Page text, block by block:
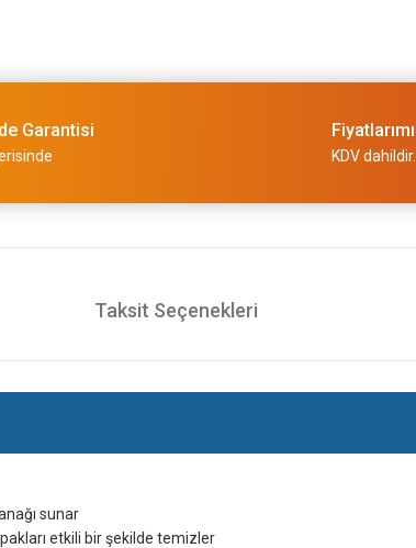
Garantisi
KDV dahildir.
Taksit Seçenekleri
sunar
etkili bir şekilde temizler